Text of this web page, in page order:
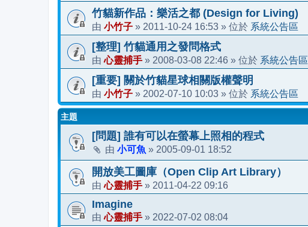
竹貓新作品：樂活之都 (Design for Living)
由 小竹子 » 2011-10-24 16:53 » 位於 系統公告區
[整理] 竹貓通用之發問格式
由心靈捕手 » 2008-03-08 22:46 » 位於 系統公告區
[重要] 關於竹貓星球相關版權聲明
由 小竹子 » 2002-07-10 10:03 » 位於 系統公告區
主題
[問題] 誰有可以在螢幕上照相的程式
由 小可魚 » 2005-09-01 18:52
開放美工圖庫（Open Clip Art Library）
由心靈捕手 » 2011-04-22 09:16
Imagine
由心靈捕手 » 2022-07-02 08:04